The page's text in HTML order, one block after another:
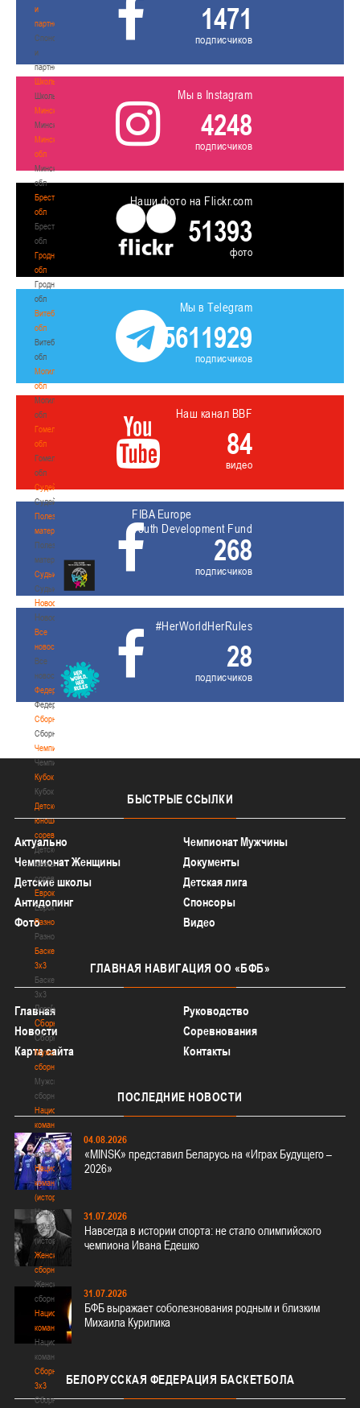
и
партнеры
Спонсоры
и
партнеры
Школы
Школы
Минск
Минск
Минская
обл
Минская
обл
Брестская
обл
Брестская
обл
Гродненская
обл
Гродненская
обл
Витебская
обл
Витебская
обл
Могилевская
обл
Могилевская
обл
Гомельская
обл
Гомельская
обл
Судейство
Судейство
Полезные
материалы
Полезные
материалы
Судьи
Судьи
Новости
Новости
Все
новости
Все
новости
Федерация
Федерация
Сборные
Сборные
Чемпионат
Чемпионат
Кубок
Кубок
Детско-
юношеские
соревнования
Детско-
юношеские
соревнования
Еврокубки
Еврокубки
Разное
Разное
Баскетбол
3х3
Баскетбол
3х3
Лого[modid=121]
Сборные
Сборные
Мужские
сборные
Мужские
сборные
Национальная
команда
Национальная
команда
Национальная
команда
(история)
Национальная
команда
(история)
Женские
сборные
Женские
сборные
Национальная
команда
Национальная
команда
Сборные
3х3
Сборные
1471
подписчиков
Мы в Instagram
4248
подписчиков
Наши фото на Flickr.com
51393
фото
Мы в Telegram
5611929
подписчиков
Наш канал BBF
84
видео
FIBA Europe
Youth Development Fund
268
подписчиков
#HerWorldHerRules
28
подписчиков
БЫСТРЫЕ ССЫЛКИ
Актуально
Чемпионат Мужчины
Чемпионат Женщины
Документы
Детские школы
Детская лига
Антидопинг
Спонсоры
Фото
Видео
ГЛАВНАЯ НАВИГАЦИЯ ОО «БФБ»
Главная
Руководство
Новости
Соревнования
Карта сайта
Контакты
ПОСЛЕДНИЕ НОВОСТИ
04.08.2026
«MINSK» представил Беларусь на «Играх Будущего –
2026»
31.07.2026
Навсегда в истории спорта: не стало олимпийского
чемпиона Ивана Едешко
31.07.2026
БФБ выражает соболезнования родным и близким
Михаила Курилика
БЕЛОРУССКАЯ ФЕДЕРАЦИЯ БАСКЕТБОЛА